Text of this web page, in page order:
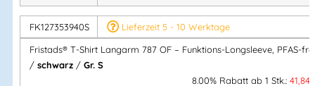
Material:100 % Polyester
Flächengewicht:160 g/m²
Farbe:Schwarz (F940)
FK127353940S
Lieferzeit 5 - 10 Werktage
Fristads® T-Shirt Langarm 787 OF – Funktions-Longsleeve, PFAS-frei
/ schwarz/ Gr. S
8.00% Rabatt ab 1 Stk.: 41,84